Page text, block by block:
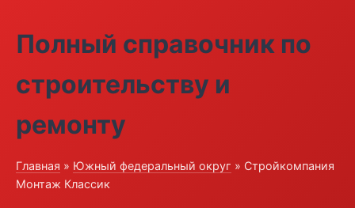
Полный справочник по
строительству и
ремонту
Главная » Южный федеральный округ » Стройкомпания
Монтаж Классик